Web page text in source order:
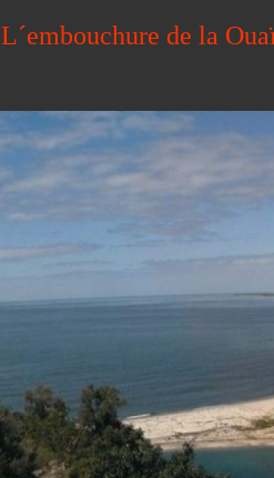
L´embouchure de la